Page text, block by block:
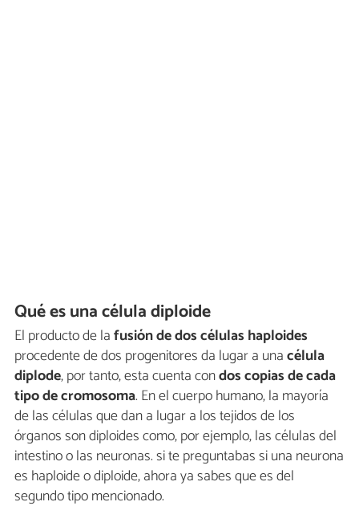
Qué es una célula diploide
El producto de lafusión de dos células haploides
procedente de dos progenitores da lugar a unacélula
diplode, por tanto, esta cuenta condos copias de cada
tipo de cromosoma. En el cuerpo humano, la mayoría
de las células que dan a lugar a los tejidos de los
órganos son diploides como, por ejemplo, las células del
intestino o las neuronas. si te preguntabas si una neurona
es haploide o diploide, ahora ya sabes que es del
segundo tipo mencionado.